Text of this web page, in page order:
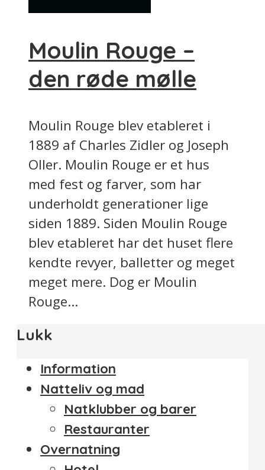
Moulin Rouge –
den røde mølle
Moulin Rouge blev etableret i
1889 af Charles Zidler og Joseph
Oller. Moulin Rouge er et hus
med fest og farver, som har
underholdt generationer lige
siden 1889. Siden Moulin Rouge
blev etableret har det huset flere
kendte revyer, balletter og meget
meget mere. Dog er Moulin
Rouge...
Lukk
Information
Natteliv og mad
Natklubber og barer
Restauranter
Overnatning